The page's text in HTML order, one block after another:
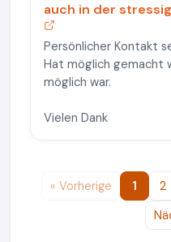
auch in der
Persönlicher Kontakt
Hat möglich gemacht
möglich war.
Vielen Dank
« Vorherige 1 2